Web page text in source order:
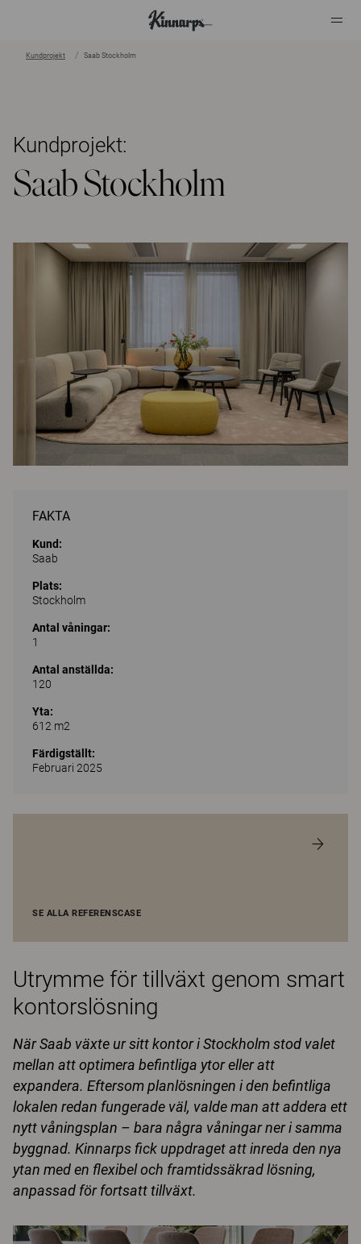
Kundprojekt Saab Stockholm
Kundprojekt:
Saab Stockholm
FAKTA
Kund:
Saab
Plats:
Stockholm
Antal våningar:
1
Antal anställda:
120
Yta:
612 m2
Färdigställt:
Februari 2025
SE ALLA REFERENSCASE
Utrymme för tillväxt genom smart
kontorslösning
När Saab växte ur sitt kontor i Stockholm stod valet
mellan att optimera befintliga ytor eller att
expandera. Eftersom planlösningen i den befintliga
lokalen redan fungerade väl, valde man att addera ett
nytt våningsplan – bara några våningar ner i samma
byggnad. Kinnarps fick uppdraget att inreda den nya
ytan med en flexibel och framtidssäkrad lösning,
anpassad för fortsatt tillväxt.